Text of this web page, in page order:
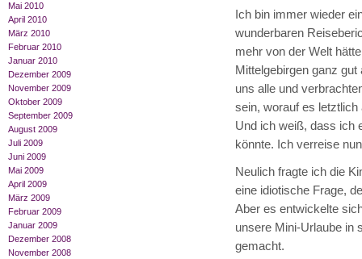
Mai 2010
April 2010
März 2010
Februar 2010
Januar 2010
Dezember 2009
November 2009
Oktober 2009
September 2009
August 2009
Juli 2009
Juni 2009
Mai 2009
April 2009
März 2009
Februar 2009
Januar 2009
Dezember 2008
November 2008
Ich bin immer wieder
wunderbaren
mehr von der Welt
Mittelgebirgen ganz
uns alle und
sein, worauf es
Und ich weiß, dass ich
könnte. Ich verreise
Neulich fragte ich die
eine idiotische Frage,
Aber es entwickelte
unsere Mini-Urlaube in
gemacht.